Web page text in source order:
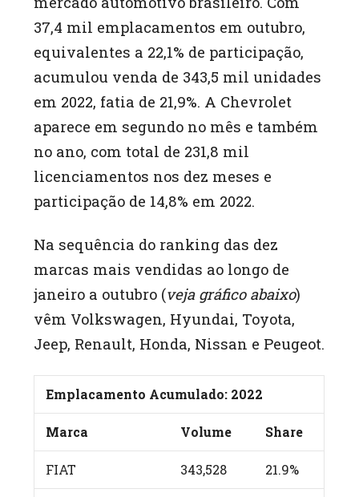
37,4 mil emplacamentos em outubro,
equivalentes a 22,1% de participação,
acumulou venda de 343,5 mil unidades
em 2022, fatia de 21,9%. A Chevrolet
aparece em segundo no mês e também
no ano, com total de 231,8 mil
licenciamentos nos dez meses e
participação de 14,8% em 2022.
Na sequência do ranking das dez
marcas mais vendidas ao longo de
janeiro a outubro (veja gráfico abaixo)
vêm Volkswagen, Hyundai, Toyota,
Jeep, Renault, Honda, Nissan e Peugeot.
Emplacamento Acumulado: 2022
Marca Volume Share
FIAT 343,528 21.9%